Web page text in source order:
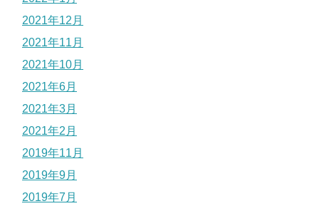
2021年12月
2021年11月
2021年10月
2021年6月
2021年3月
2021年2月
2019年11月
2019年9月
2019年7月